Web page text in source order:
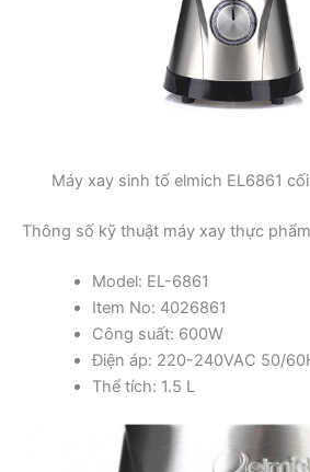
Máy xay sinh tố elmich EL6861
Thông số kỹ thuật máy xay thực
Model: EL-6861
Item No: 4026861
Công suất: 600W
Điện áp: 220-240VAC 50/
Thể tích: 1.5 L